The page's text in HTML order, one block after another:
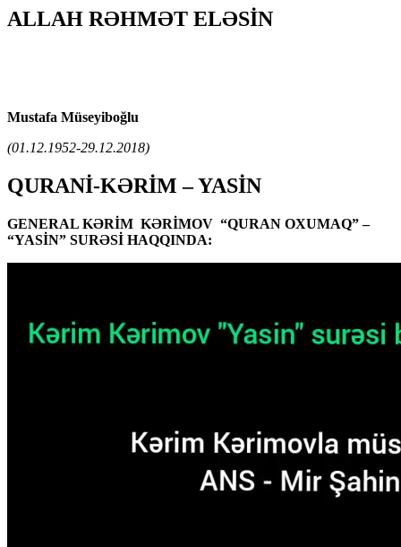
ALLAH RƏHMƏT ELƏSİN
Mustafa Müseyiboğlu
(01.12.1952-29.12.2018)
QURANİ-KƏRİM – YASİN
GENERAL KƏRİM KƏRİMOV “QURAN OXUMAQ” –
“YASİN” SURƏSİ HAQQINDA: